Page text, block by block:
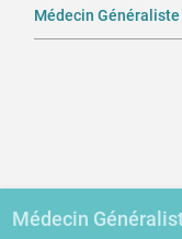
Médecin